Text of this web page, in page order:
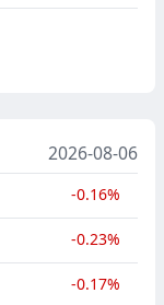
2026-08-06
-0.16%
-0.23%
-0.17%